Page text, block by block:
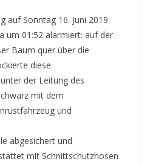
auf Sonntag 16. Juni 2019
um 01:52 alarmiert: auf der
Baum quer über die
diese.
der Leitung des
mit dem
und
abgesichert und
mit Schnittschutzhosen